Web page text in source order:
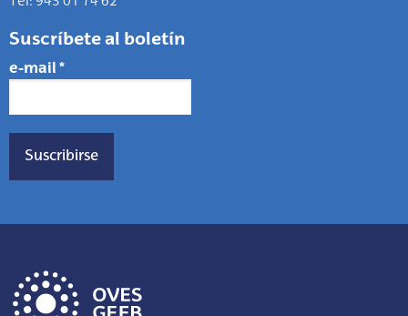
Suscríbete al boletín
e-mail *